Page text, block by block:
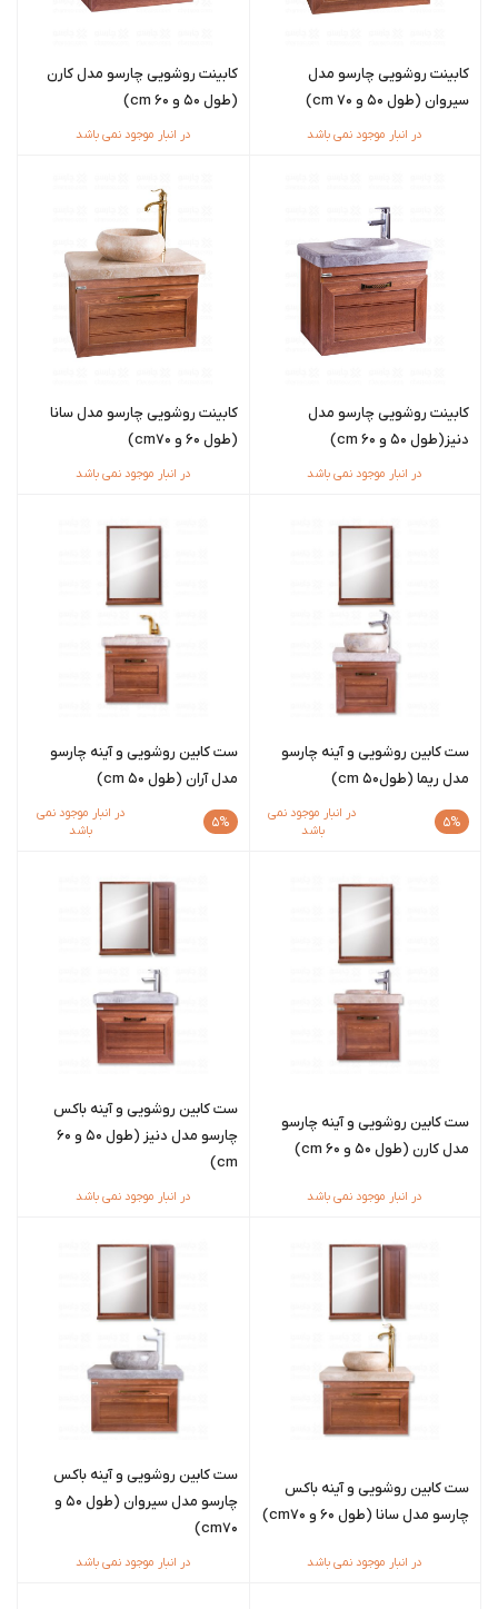
کابینت روشویی چارسو مدل
سیروان (طول 50 و 70 cm)
در انبار موجود نمی باشد
کابینت روشویی چارسو مدل کارن
(طول ۵۰ و ۶۰ cm)
در انبار موجود نمی باشد
کابینت روشویی چارسو مدل
دنیز(طول ۵۰ و ۶۰ cm)
در انبار موجود نمی باشد
کابینت روشویی چارسو مدل سانا
(طول ۶۰ و cm۷۰)
در انبار موجود نمی باشد
ست کابین روشویی و آینه چارسو
مدل ریما (طول50 cm)
5%
در انبار موجود نمی
باشد
ست کابین روشویی و آینه چارسو
مدل آران (طول 50 cm)
5%
در انبار موجود نمی
باشد
ست کابین روشویی و آینه چارسو
مدل کارن (طول ۵۰ و ۶۰ cm)
در انبار موجود نمی باشد
ست کابین روشویی و آینه باکس
چارسو مدل دنیز (طول 50 و 60
cm)
در انبار موجود نمی باشد
ست کابین روشویی و آینه باکس
چارسو مدل سانا (طول 60 و cm70)
در انبار موجود نمی باشد
ست کابین روشویی و آینه باکس
چارسو مدل سیروان (طول 50 و
cm70)
در انبار موجود نمی باشد